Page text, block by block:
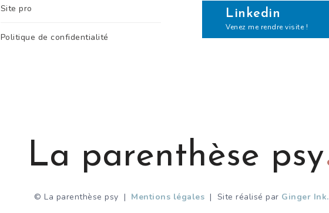
Site pro
Politique de confidentialité
Linkedin
Venez me rendre visite !
La parenthèse psy
© La parenthèse psy | Mentions légales | Site réalisé par Ginger Ink.